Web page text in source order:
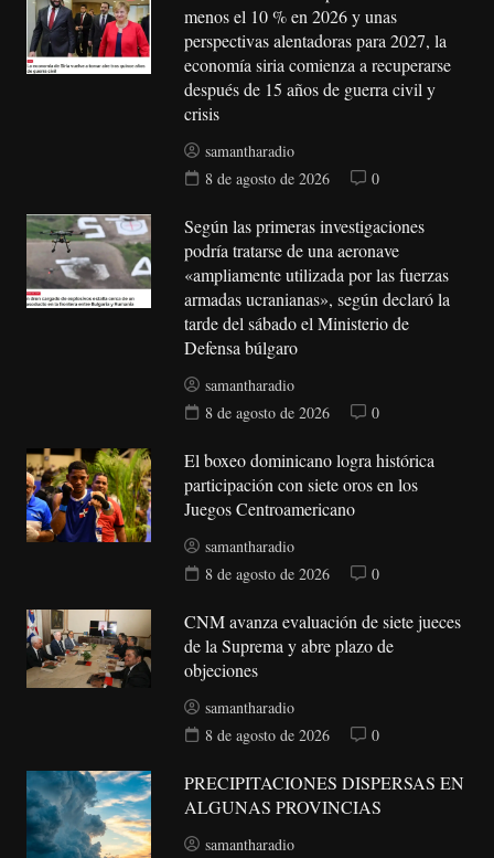
menos el 10 % en 2026 y unas
perspectivas alentadoras para 2027, la
economía siria comienza a recuperarse
después de 15 años de guerra civil y
crisis
samantharadio
8 de agosto de 2026
0
Según las primeras investigaciones
podría tratarse de una aeronave
«ampliamente utilizada por las fuerzas
armadas ucranianas», según declaró la
tarde del sábado el Ministerio de
Defensa búlgaro
samantharadio
8 de agosto de 2026
0
El boxeo dominicano logra histórica
participación con siete oros en los
Juegos Centroamericano
samantharadio
8 de agosto de 2026
0
CNM avanza evaluación de siete jueces
de la Suprema y abre plazo de
objeciones
samantharadio
8 de agosto de 2026
0
PRECIPITACIONES DISPERSAS EN
ALGUNAS PROVINCIAS
samantharadio